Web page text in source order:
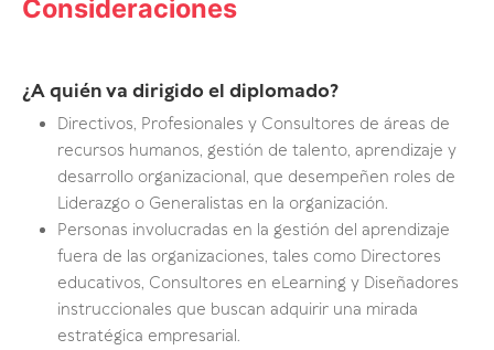
Consideraciones
¿A quién va dirigido el diplomado?
Directivos, Profesionales y Consultores de áreas de
recursos humanos, gestión de talento, aprendizaje y
desarrollo organizacional, que desempeñen roles de
Liderazgo o Generalistas en la organización.
Personas involucradas en la gestión del aprendizaje
fuera de las organizaciones, tales como Directores
educativos, Consultores en eLearning y Diseñadores
instruccionales que buscan adquirir una mirada
estratégica empresarial.